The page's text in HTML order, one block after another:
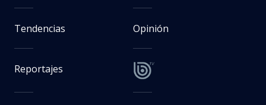
Tendencias Opinión
Reportajes